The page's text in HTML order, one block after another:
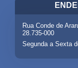
Rua Conde de
28.735-000
Segunda a Sexta